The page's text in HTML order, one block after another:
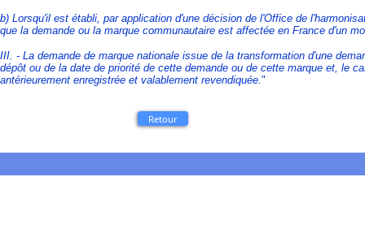
b) Lorsqu'il est établi, par application d'une décision de l'Office de
que la demande ou la marque communautaire est affectée en France d'un
III. - La demande de marque nationale issue de la transformation d'une
dépôt ou de la date de priorité de cette demande ou de cette marque et, le
antérieurement enregistrée et valablement revendiquée."
Retour